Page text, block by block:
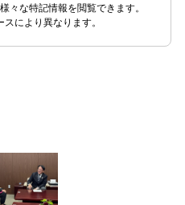
々な特記情報を閲覧できます。
により異なります。